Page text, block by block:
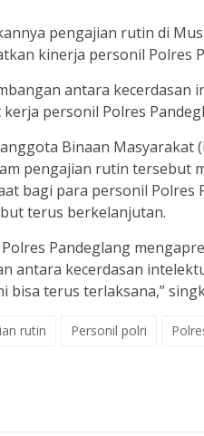
pengajian rutin di
kinerja personil Polres
antara kecerdasan
personil Polres
Binaan Masyarakat
pengajian rutin tersebut
bagi para personil Polres
terus berkelanjutan.
Pandeglang
antara kecerdasan
bisa terus terlaksana,”
rutin Personil polri